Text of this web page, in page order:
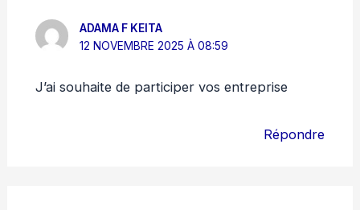
ADAMA F KEITA
12 NOVEMBRE 2025 À 08:59
J’ai souhaite de participer vos entreprise
Répondre